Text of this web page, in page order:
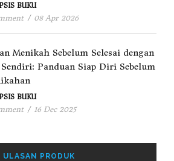
BUKU
/ 08 Apr 2026
Menikah Sebelum Selesai dengan
Panduan Siap Diri Sebelum
BUKU
/ 16 Dec 2025
ULASAN PRODUK